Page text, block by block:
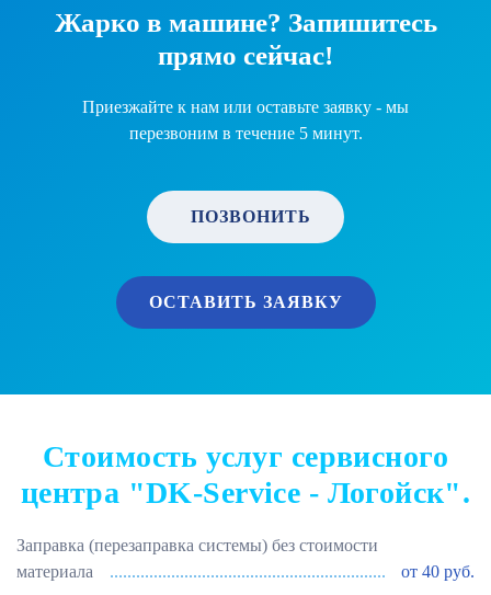
Жарко в машине? Запишитесь
прямо сейчас!
Приезжайте к нам или оставьте заявку - мы
перезвоним в течение 5 минут.
ПОЗВОНИТЬ
ОСТАВИТЬ ЗАЯВКУ
Стоимость услуг сервисного
центра "DK-Service - Логойск".
Заправка (перезаправка системы) без стоимости
материала
от 40 руб.